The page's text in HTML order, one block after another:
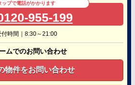
ップで電話がかかります
955-199
付時間｜8:30～21:00
ムでのお問い合わせ
物件をお問い合わせ